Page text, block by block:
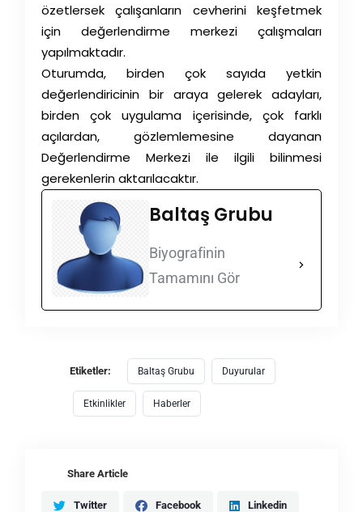
özetlersek çalışanların cevherini keşfetmek
için değerlendirme merkezi çalışmaları
yapılmaktadır.
Oturumda, birden çok sayıda yetkin
değerlendiricinin bir araya gelerek adayları,
birden çok uygulama içerisinde, çok farklı
açılardan, gözlemlemesine dayanan
Değerlendirme Merkezi ile ilgili bilinmesi
gerekenlerin aktarılacaktır.
Baltaş Grubu
Biyografinin
Tamamını Gör
Etiketler: Baltaş Grubu Duyurular
Etkinlikler Haberler
Share Article
Twitter Facebook Linkedin